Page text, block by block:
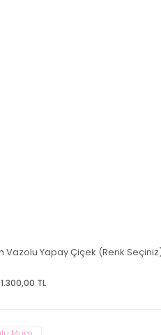
Vazolu Yapay Çiçek (Renk
1.300,00 TL